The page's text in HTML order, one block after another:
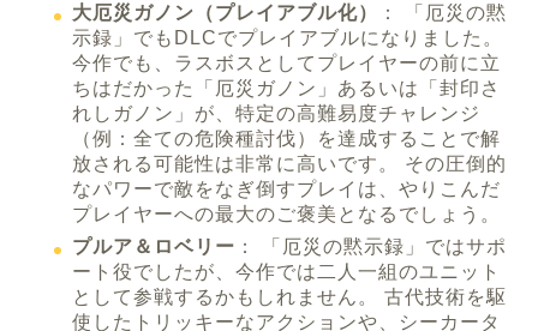
大厄災ガノン（プレイアブル化）
： 「厄災の黙
示録」でもDLCでプレイアブルになりました。
今作でも、ラスボスとしてプレイヤーの前に立
ちはだかった「厄災ガノン」あるいは「封印さ
れしガノン」が、特定の高難易度チャレンジ
（例：全ての危険種討伐）を達成することで解
放される可能性は非常に高いです。 その圧倒的
なパワーで敵をなぎ倒すプレイは、やりこんだ
プレイヤーへの最大のご褒美となるでしょう。
プルア＆ロベリー ： 「厄災の黙示録」ではサポ
ート役でしたが、今作では二人一組のユニット
として参戦するかもしれません。 古代技術を駆
使したトリッキーなアクションや、シーカータ